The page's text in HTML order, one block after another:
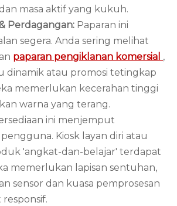
masa aktif yang kukuh.
Perdagangan: Paparan ini
segera. Anda sering melihat
paparan pengiklanan komersial ,
dinamik atau promosi tetingkap
memerlukan kecerahan tinggi
warna yang terang.
ini menjemput
Kiosk layan diri atau
'angkat-dan-belajar' terdapat
memerlukan lapisan sentuhan,
sensor dan kuasa pemprosesan